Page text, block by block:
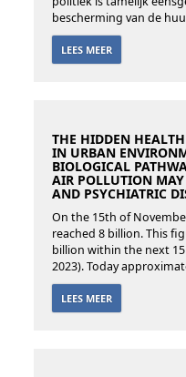
bescherming van de
LEES MEER
THE HIDDEN
IN URBAN
BIOLOGICAL
AIR POLLUTION
AND PSYCHIATRIC
On the 15th of
reached 8 billion. This
billion within the next
2023). Today
LEES MEER